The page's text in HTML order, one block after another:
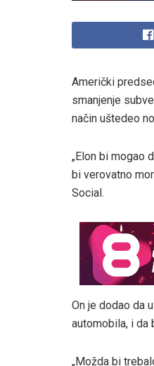
Američki
smanjenje
način uštedeo
„Elon bi mogao
bi verovatno
Social.
On je dodao da
automobila, i da
„Možda bi